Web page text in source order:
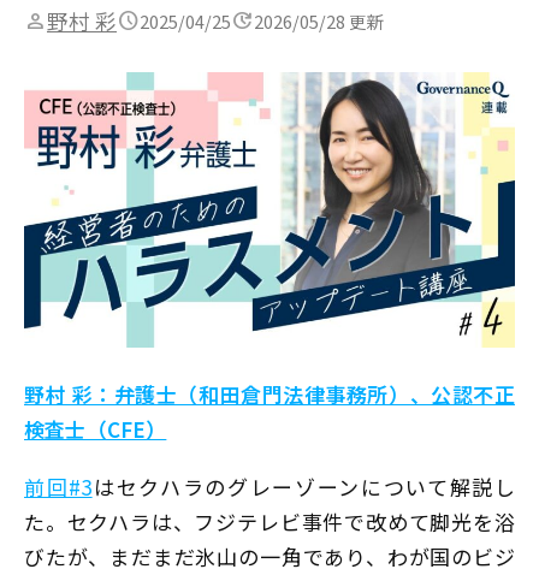
セミナー情報
野村 彩 2025/04/25 2026/05/28 更新
野村 彩：弁護士（和田倉門法律事務所）、公認不正
検査士（CFE）
前回#3はセクハラのグレーゾーンについて解説し
た。セクハラは、フジテレビ事件で改めて脚光を浴
びたが、まだまだ氷山の一角であり、わが国のビジ